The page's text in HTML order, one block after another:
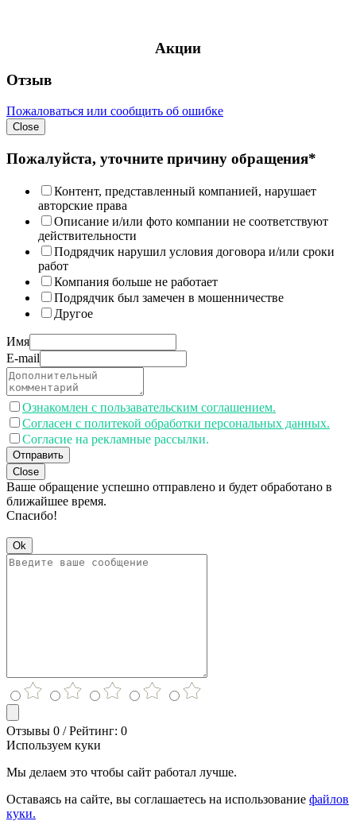
Акции
Отзыв
Пожаловаться или сообщить об ошибке
Close
Пожалуйста, уточните причину обращения*
Контент, представленный компанией, нарушает
авторские права
Описание и/или фото компании не соответствуют
действительности
Подрядчик нарушил условия договора и/или сроки
работ
Компания больше не работает
Подрядчик был замечен в мошенничестве
Другое
Имя
E-mail
Ознакомлен с пользавательским соглашением.
Согласен с политекой обработки персональных данных.
Согласие на рекламные рассылки.
Отправить
Close
Ваше обращение успешно отправлено и будет обработано в
ближайшее время.
Спасибо!
Ok
Отзывы 0 / Рейтинг: 0
Используем куки
Мы делаем это чтобы сайт работал лучше.
Оставаясь на сайте, вы соглашаетесь на использование файлов
куки.